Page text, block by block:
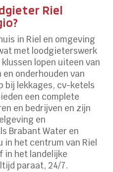
Riel
in Riel en omgeving
met loodgieterswerk
lopen uiteen van
onderhouden van
bij lekkages, cv-ketels
een complete
en bedrijven en zijn
en
Brabant Water en
in het centrum van Riel
in het landelijke
paraat, 24/7.